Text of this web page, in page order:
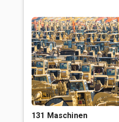
131 Maschinen